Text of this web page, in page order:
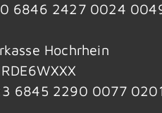
6846 2427 0024
Hochrhein
6845 2290 0077